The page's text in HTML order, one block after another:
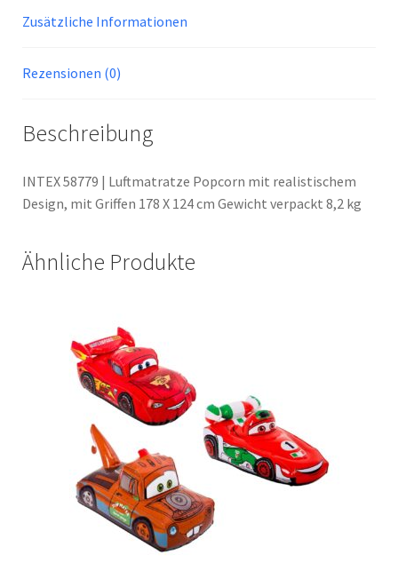
Zusätzliche Informationen
Rezensionen (0)
Beschreibung
INTEX 58779 | Luftmatratze Popcorn mit realistischem
Design, mit Griffen 178 X 124 cm Gewicht verpackt 8,2 kg
Ähnliche Produkte